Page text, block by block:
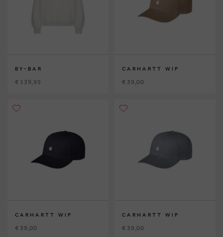
BY-BAR
€ 139,95
CARHARTT WIP
€ 39,00
CARHARTT WIP
€ 39,00
CARHARTT WIP
€ 39,00